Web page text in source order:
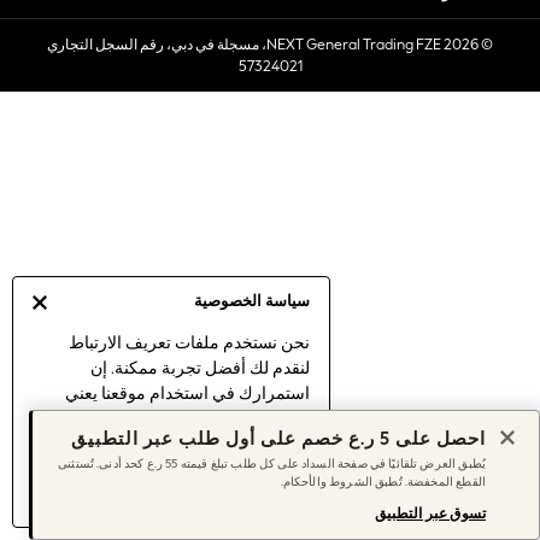
سياسة الخصوصية
نحن نستخدم ملفات تعريف الارتباط
لنقدم لك أفضل تجربة ممكنة. إن
استمرارك في استخدام موقعنا يعني
الارتباط.
اكتشف المزيد عن إدارة إعدادات ملفات
تعريف الارتباط (الكوكيز).
Sets & Outfits
Linen Collection
Women's Holiday Shop
Women's Travel Styles
Linen Collection
Tops & T-Shirts
Cover Ups & Kaftans
Sandals
Swimwear
© 2026 NEXT General Trading FZE، مسجلة في دبي، رقم السجل التجاري
57324021
احصل على 5 ر.ع خصم على أول طلب عبر التطبيق
يُطبق العرض تلقائيًا في صفحة السداد على كل طلب تبلغ قيمته 55 ر.ع كحد أدنى. تُستثنى
القطع المخفضة. تُطبق الشروط والأحكام.
تسوق عبر التطبيق